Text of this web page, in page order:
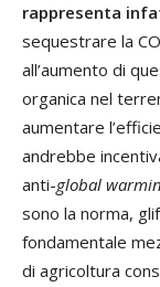
rappresenta
sequestrare la CO
all’aumento di
organica nel
aumentare
andrebbe
anti-global
sono la norma,
fondamentale
di agricoltura